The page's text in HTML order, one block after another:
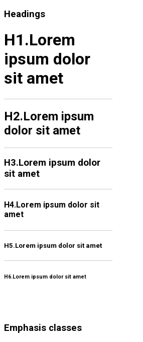
Headings
H1.Lorem
ipsum dolor
sit amet
H2.Lorem ipsum
dolor sit amet
H3.Lorem ipsum dolor
sit amet
H4.Lorem ipsum dolor sit
amet
H5.Lorem ipsum dolor sit amet
H6.Lorem ipsum dolor sit amet
Emphasis classes